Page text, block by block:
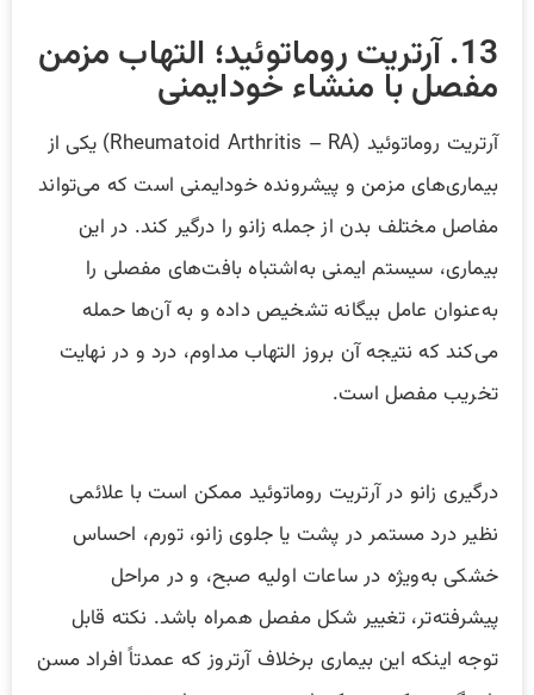
13. آرتریت روماتوئید؛ التهاب مزمن
مفصل با منشاء خودایمنی
آرتریت روماتوئید (Rheumatoid Arthritis – RA) یکی از
بیماری‌های مزمن و پیشرونده خودایمنی است که می‌تواند
مفاصل مختلف بدن از جمله زانو را درگیر کند. در این
بیماری، سیستم ایمنی به‌اشتباه بافت‌های مفصلی را
به‌عنوان عامل بیگانه تشخیص داده و به آن‌ها حمله
می‌کند که نتیجه آن بروز التهاب مداوم، درد و در نهایت
تخریب مفصل است.
درگیری زانو در آرتریت روماتوئید ممکن است با علائمی
نظیر درد مستمر در پشت یا جلوی زانو، تورم، احساس
خشکی به‌ویژه در ساعات اولیه صبح، و در مراحل
پیشرفته‌تر، تغییر شکل مفصل همراه باشد. نکته قابل
توجه اینکه این بیماری برخلاف آرتروز که عمدتاً افراد مسن